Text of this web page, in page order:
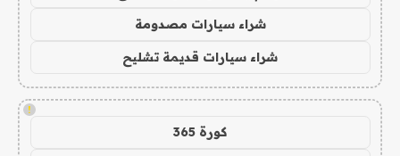
شراء سيارات مصدومة
شراء سيارات قديمة تشليح
!
كورة 365